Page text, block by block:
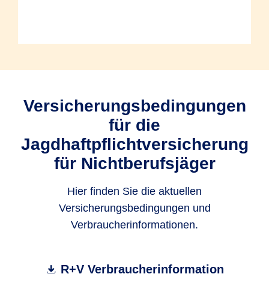
Versicherungsbedingungen
für die
Jagdhaftpflichtversicherung
für Nichtberufsjäger
Hier finden Sie die aktuellen
Versicherungsbedingungen und
Verbraucherinformationen.
R+V Verbraucherinformation